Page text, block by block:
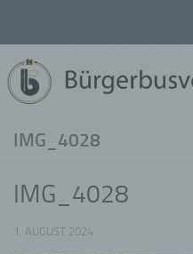
IMG_4028
IMG_4028
1. AUGUST 2024